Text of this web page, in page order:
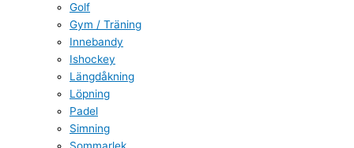
Golf
Gym / Träning
Innebandy
Ishockey
Längdåkning
Löpning
Padel
Simning